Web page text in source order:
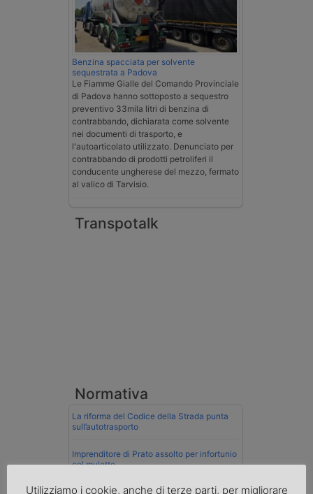
Benzina spacciata per solvente
sequestrata a Padova
Le Fiamme Gialle del Comando Provinciale
di Padova hanno sottoposto a sequestro
preventivo 33mila litri di benzina di
contrabbando, dichiarata come solvente
nei documenti di trasporto, e
l'autoarticolato utilizzato. Denunciato per
contrabbando di prodotti petroliferi il
conducente ungherese del mezzo, fermato
al valico di Tarvisio.
Transpotalk
Normativa
La riforma del Codice della Strada punta
sull’autotrasporto
Imprenditore di Prato assolto per infortunio
col muletto
Cassazione conferma validità multe per
Utilizziamo i cookie, anche di terze parti, per migliorare